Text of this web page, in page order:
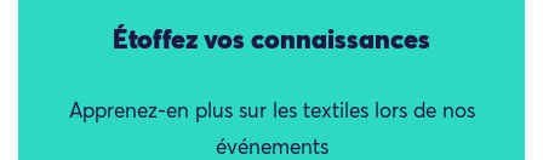
Étoffez vos connaissances
Apprenez-en plus sur les textiles lors de nos
événements